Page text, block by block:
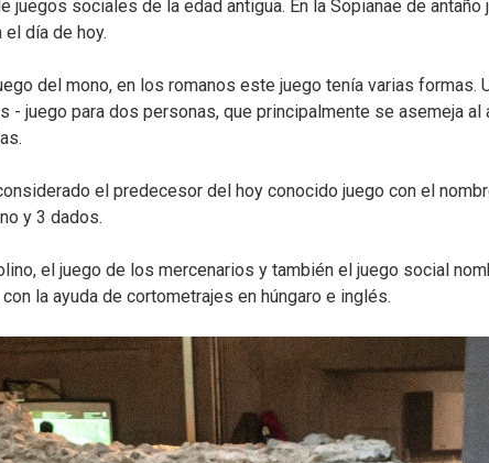
sociales de la edad antigua. En la Sopianae de
día de hoy.
del mono, en los romanos este juego tenía varias formas.
- juego para dos personas, que principalmente se asemeja
el predecesor del hoy conocido juego con el
y 3 dados.
el juego de los mercenarios y también el juego social
la ayuda de cortometrajes en húngaro e inglés.